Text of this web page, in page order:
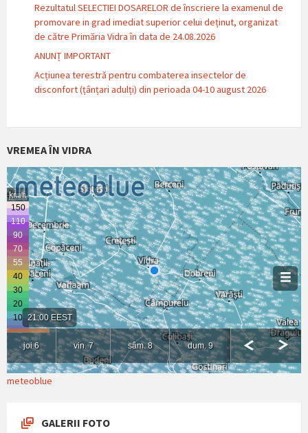
Rezultatul SELECTIEI DOSARELOR de înscriere la examenul de
promovare in grad imediat superior celui deținut, organizat
de către Primăria Vidra în data de 24.08.2026
ANUNȚ IMPORTANT
Acțiunea terestră pentru combaterea insectelor de
disconfort (țânțari adulți) din perioada 04-10 august 2026
VREMEA ÎN VIDRA
meteoblue
GALERII FOTO